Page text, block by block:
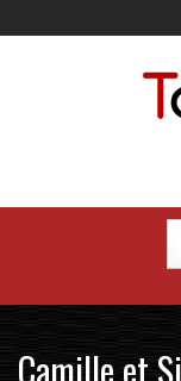
to
Camille et